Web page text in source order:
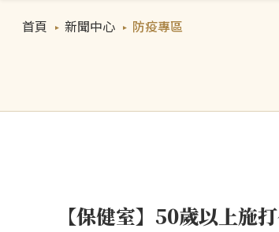
首頁 新聞中心 防疫專區
【保健室】50歲以上施